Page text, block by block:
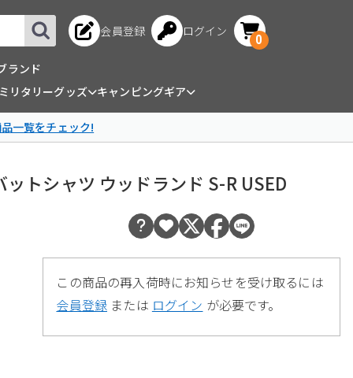
会員登録 ログイン
0
ランド
リタリーグッズ
キャンピングギア
一覧をチェック!
トシャツ ウッドランド S-R USED
この商品の再入荷時にお知らせを受け取るには
会員登録 または ログイン が必要です。